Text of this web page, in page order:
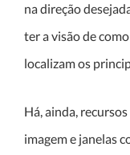
na direção
ter a visão de
localizam os
Há, ainda,
imagem e janelas